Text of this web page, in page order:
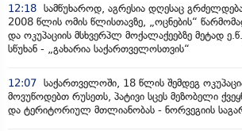
12:18 სამწუხაროდ, აგრესია დღესაც
2008 წლის ომის წლისთავზე, „ოცნების“
და ოკუპაციის მსხვერპლ მოქალაქეებზე მეტად
სწუხან - „გახარია საქართველოსთვის“
12:07 საქართველოში, 18 წლის შემდეგ
მოვუწოდებთ რუსეთს, პატივი სცეს მეზობელი
და ტერიტორიულ მთლიანობას - ნორვეგიის